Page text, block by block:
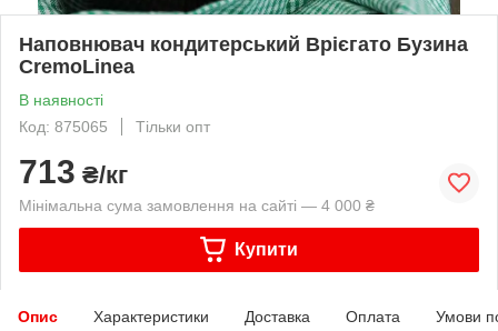
Наповнювач кондитерський Врієгато Бузина
CremoLinea
В наявності
Код: 875065
Тільки опт
713 ₴/кг
Мінімальна сума замовлення на сайті — 4 000 ₴
Купити
Опис Характеристики Доставка Оплата Умови